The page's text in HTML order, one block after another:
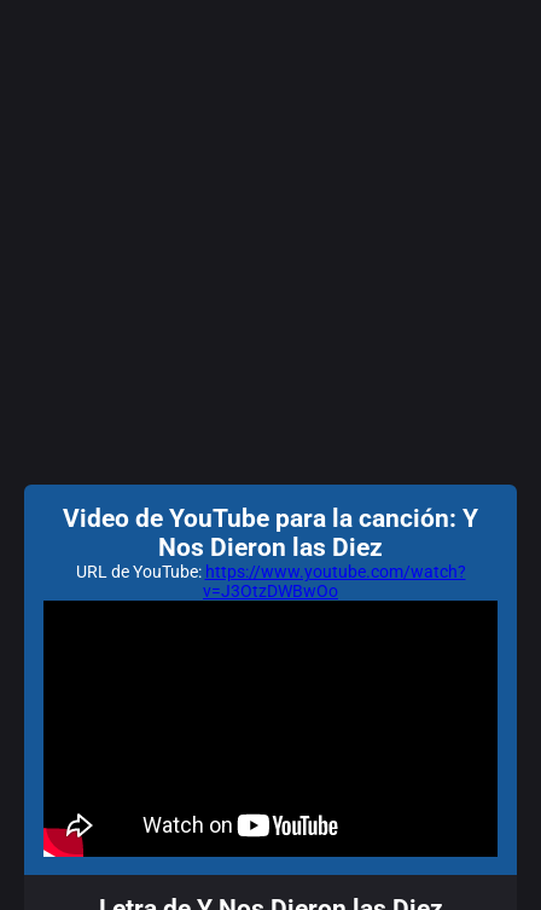
Video de YouTube para la canción: Y
Nos Dieron las Diez
URL de YouTube: https://www.youtube.com/watch?
v=J3OtzDWBwOo